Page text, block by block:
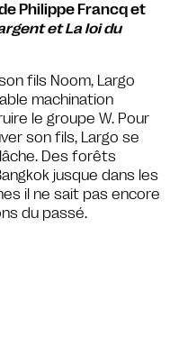
Philippe Francq et
et La loi du
fils Noom, Largo
machination
le groupe W. Pour
son fils, Largo se
Des forêts
jusque dans les
il ne sait pas encore
du passé.